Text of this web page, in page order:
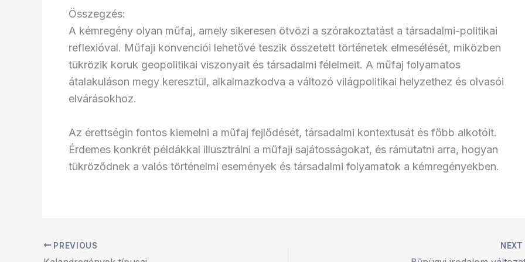
Összegzés:
A kémregény olyan műfaj, amely sikeresen ötvözi a szórakoztatást a társadalmi-politikai
reflexióval. Műfaji konvenciói lehetővé teszik összetett történetek elmesélését, miközben
tükrözik koruk geopolitikai viszonyait és társadalmi félelmeit. A műfaj folyamatos
átalakuláson megy keresztül, alkalmazkodva a változó világpolitikai helyzethez és olvasói
elvárásokhoz.
Az érettségin fontos kiemelni a műfaj fejlődését, társadalmi kontextusát és főbb alkotóit.
Érdemes konkrét példákkal illusztrálni a műfaji sajátosságokat, és rámutatni arra, hogyan
tükröződnek a valós történelmi események és társadalmi folyamatok a kémregényekben.
PREVIOUS NEXT